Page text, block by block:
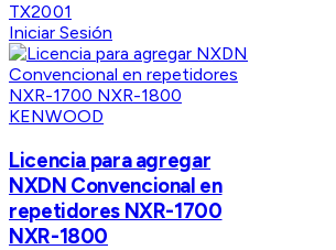
TX2001
Iniciar Sesión
KENWOOD
Licencia para agregar
NXDN Convencional en
repetidores NXR-1700
NXR-1800